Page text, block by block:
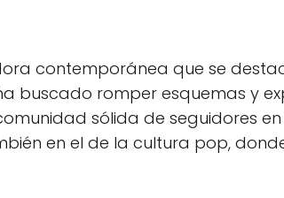
contemporánea que se
buscado romper esquemas y
sólida de seguidores
en el de la cultura pop,